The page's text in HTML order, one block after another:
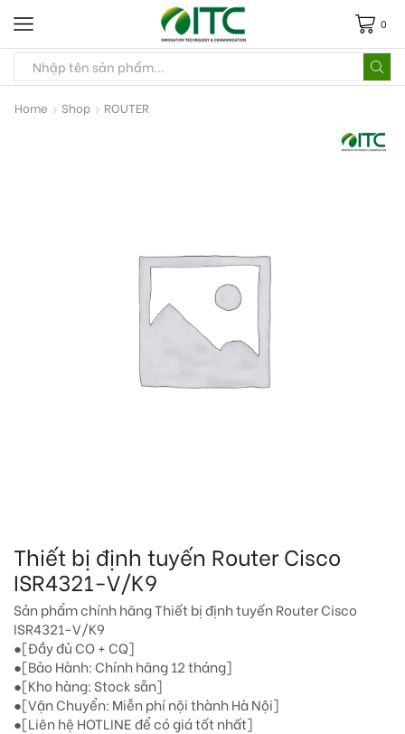
0
Home Shop ROUTER
Thiết bị định tuyến Router Cisco
ISR4321-V/K9
Sản phẩm chính hãng Thiết bị định tuyến Router Cisco
ISR4321-V/K9
●[Đầy đủ CO + CQ]
●[Bảo Hành: Chính hãng 12 tháng]
●[Kho hàng: Stock sẵn]
●[Vận Chuyển: Miễn phí nội thành Hà Nội]
●[Liên hệ HOTLINE để có giá tốt nhất]